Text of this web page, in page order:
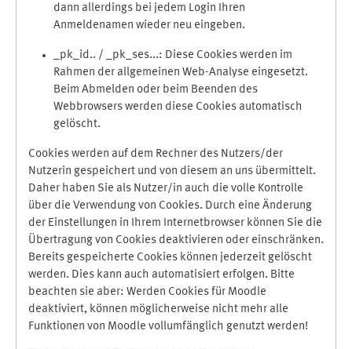
dann allerdings bei jedem Login Ihren
Anmeldenamen wieder neu eingeben.
_pk_id.. / _pk_ses...: Diese Cookies werden im
Rahmen der allgemeinen Web-Analyse eingesetzt.
Beim Abmelden oder beim Beenden des
Webbrowsers werden diese Cookies automatisch
gelöscht.
Cookies werden auf dem Rechner des Nutzers/der
Nutzerin gespeichert und von diesem an uns übermittelt.
Daher haben Sie als Nutzer/in auch die volle Kontrolle
über die Verwendung von Cookies. Durch eine Änderung
der Einstellungen in Ihrem Internetbrowser können Sie die
Übertragung von Cookies deaktivieren oder einschränken.
Bereits gespeicherte Cookies können jederzeit gelöscht
werden. Dies kann auch automatisiert erfolgen. Bitte
beachten sie aber: Werden Cookies für Moodle
deaktiviert, können möglicherweise nicht mehr alle
Funktionen von Moodle vollumfänglich genutzt werden!